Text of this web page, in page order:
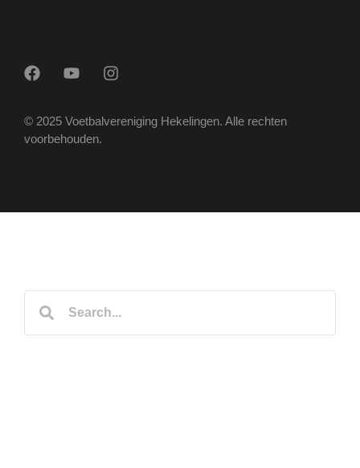
© 2025 Voetbalvereniging Hekelingen. Alle rechten
voorbehouden.